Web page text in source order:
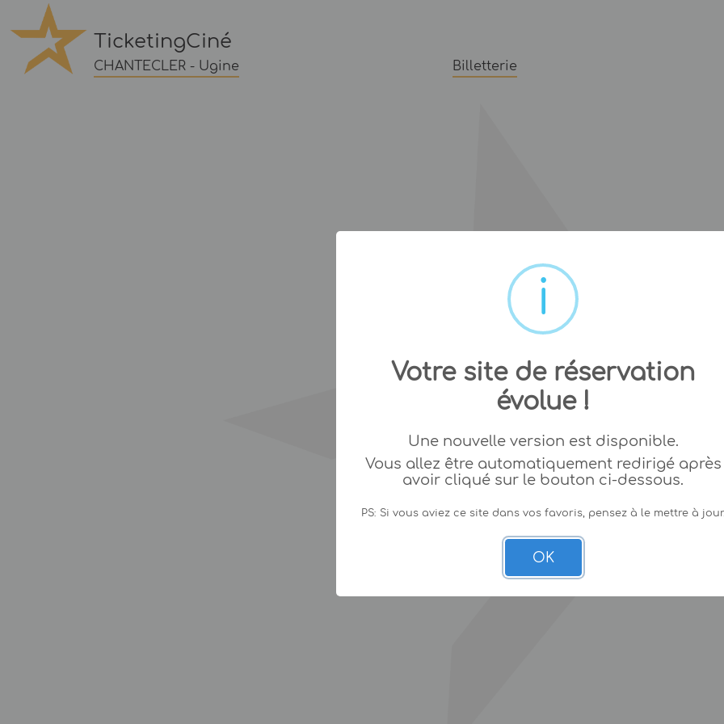
TicketingCiné
CHANTECLER - Ugine Billetterie
Votre site de réservation
évolue !
Une nouvelle version est disponible.
Vous allez être automatiquement redirigé après
avoir cliqué sur le bouton ci-dessous.
PS: Si vous aviez ce site dans vos favoris, pensez à le mettre à
OK